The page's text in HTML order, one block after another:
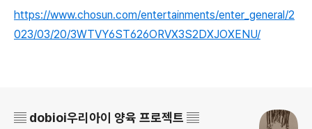
https://www.chosun.com/entertainments/enter_general/2
023/03/20/3WTVY6ST626ORVX3S2DXJOXENU/
▤ dobioi우리아이 양육 프로젝트 ▤